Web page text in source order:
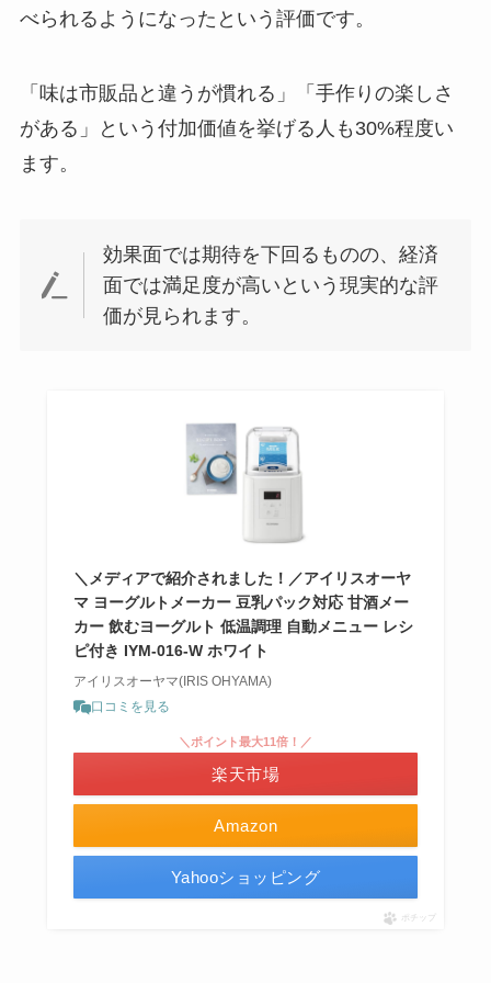
べられるようになったという評価です。
「味は市販品と違うが慣れる」「手作りの楽しさ
がある」という付加価値を挙げる人も30%程度い
ます。
効果面では期待を下回るものの、経済
面では満足度が高いという現実的な評
価が見られます。
＼メディアで紹介されました！／アイリスオーヤ
マ ヨーグルトメーカー 豆乳パック対応 甘酒メー
カー 飲むヨーグルト 低温調理 自動メニュー レシ
ピ付き IYM-016-W ホワイト
アイリスオーヤマ(IRIS OHYAMA)
口コミを見る
Amazon
＼ポイント最大11倍！／
楽天市場
Yahooショッピング
ポチップ